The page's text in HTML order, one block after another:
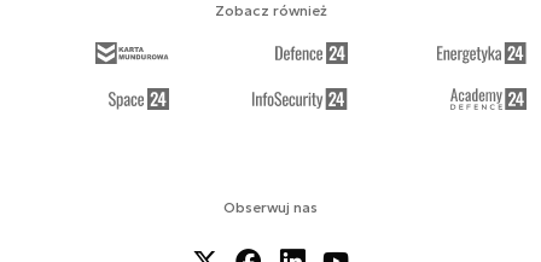
Obserwuj nas
Zobacz również